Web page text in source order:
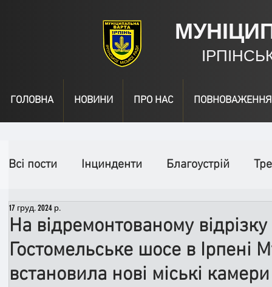
ГОЛОВНА НОВИНИ ПРО НАС ПОВНОВАЖЕННЯ
Всі пости Інцинденти Благоустрій
День народження
Надзвичайні заходи
На відремонтованому відрізку
Гостомельське шосе в Ірпені
встановила нові міські камери
17 груд. 2024 р.